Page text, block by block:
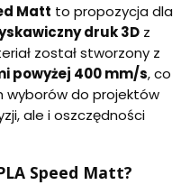
Matt to propozycja dla
druk 3D z
został stworzony z
powyżej 400 mm/s, co
wyborów do projektów
ale i oszczędności
Speed Matt?